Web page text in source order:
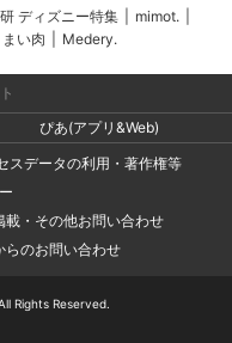
ディズニー特集 mimot.
まい肉 Medery.
ぴあ(アプリ&Web)
スデータの利用・著作権等
・その他お問い合わせ
らのお問い合わせ
Rights Reserved.